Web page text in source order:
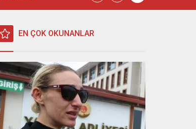
EN ÇOK OKUNANLAR